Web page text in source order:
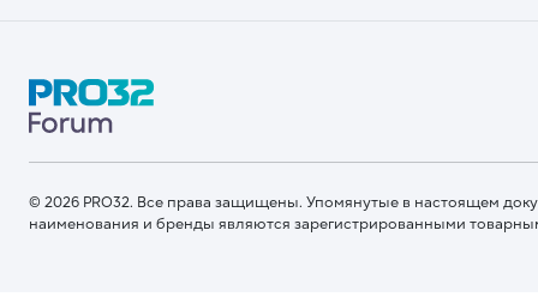
© 2026 PRO32. Все права защищены. Упомянутые в настоящем
наименования и бренды являются зарегистрированными